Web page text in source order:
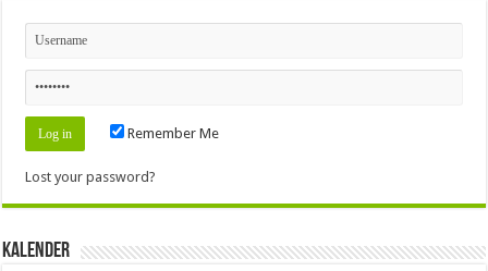
Remember Me
Lost your password?
Kalender